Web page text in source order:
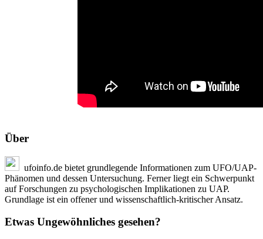
Über
ufoinfo.de bietet grundlegende Informationen zum UFO/UAP-
Phänomen und dessen Untersuchung. Ferner liegt ein Schwerpunkt
auf Forschungen zu psychologischen Implikationen zu UAP.
Grundlage ist ein offener und wissenschaftlich-kritischer Ansatz.
Etwas Ungewöhnliches gesehen?